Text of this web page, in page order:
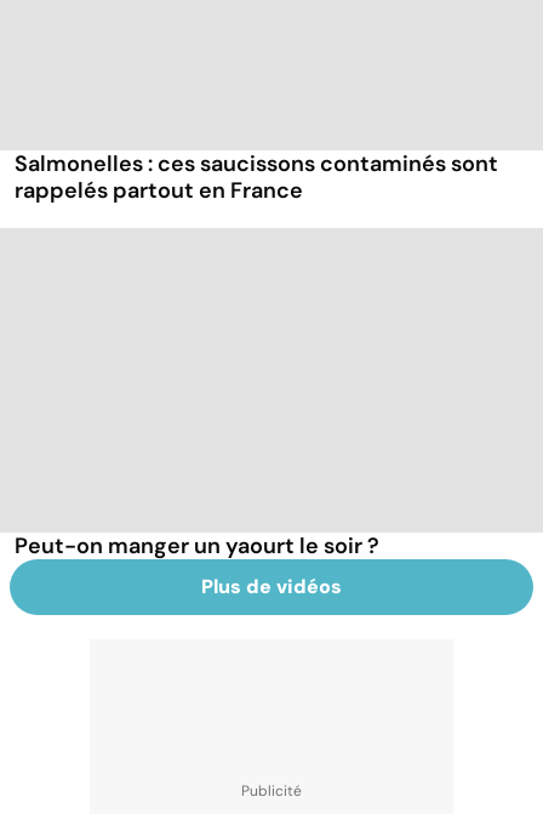
Salmonelles : ces saucissons contaminés sont
rappelés partout en France
Peut-on manger un yaourt le soir ?
Plus de vidéos